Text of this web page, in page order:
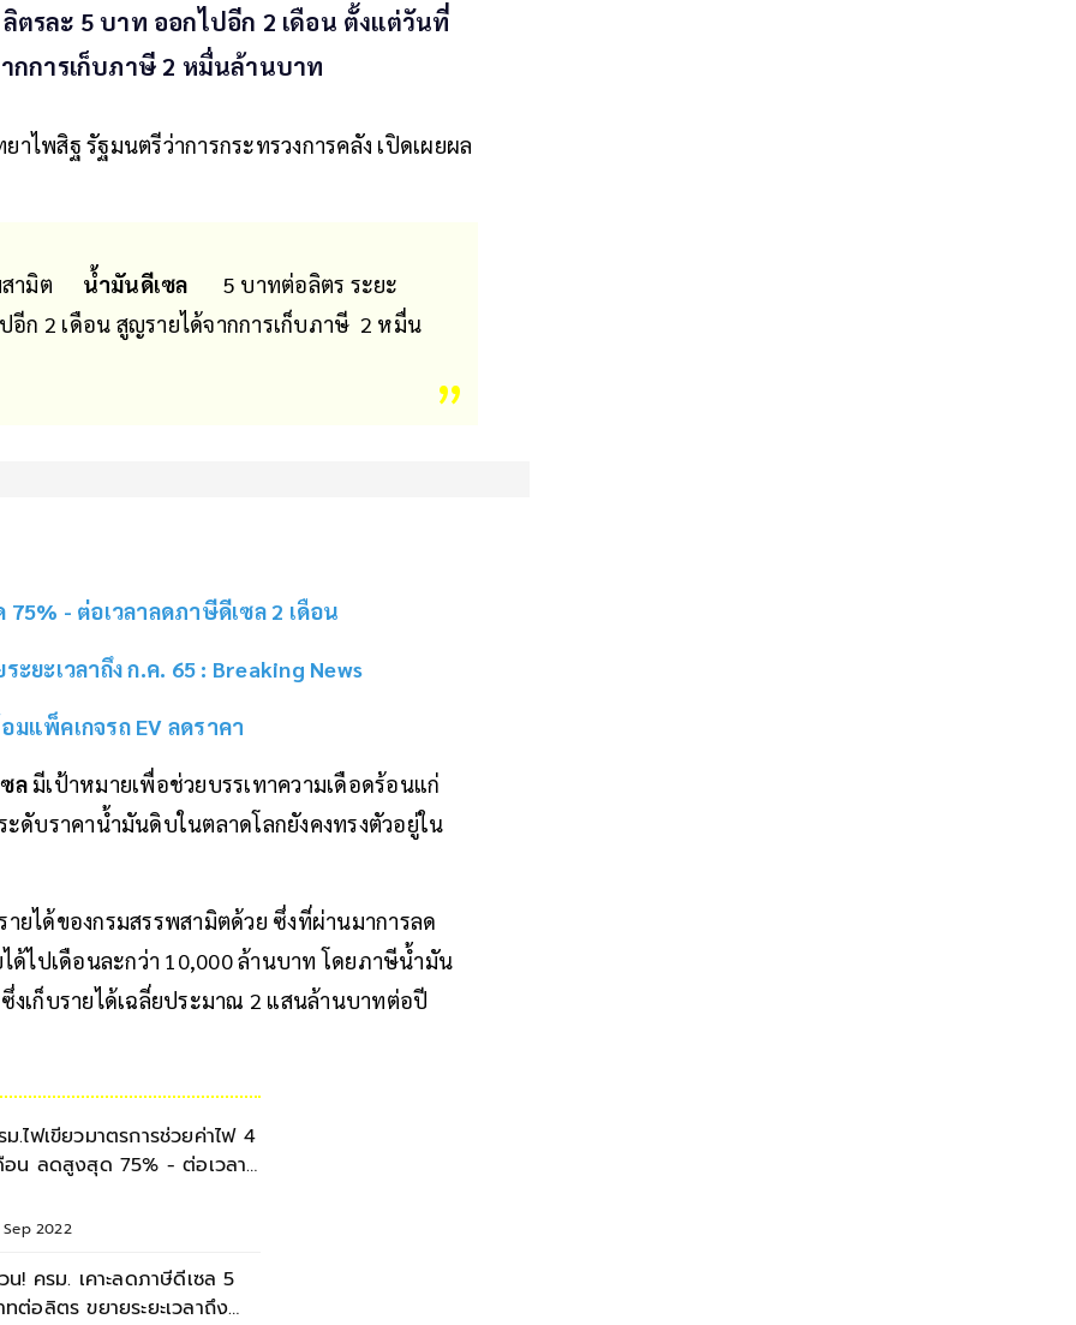
ตรละ 5 บาท ออกไปอีก 2 เดือน ตั้งแต่วันที่
กการเก็บภาษี 2 หมื่นล้านบาท
พสิฐ รัฐมนตรีว่าการกระทรวงการคลัง เปิดเผยผล
ามิต น้ำมันดีเซล
5 บาทต่อลิตร ระยะ
อีก 2 เดือน สูญรายได้จากการเก็บภาษี 2 หมื่น
- ต่อเวลาลดภาษีดีเซล 2 เดือน
ยะเวลาถึง ก.ค. 65 : Breaking News
แพ็คเกจรถ EV ลดราคา
ลมีเป้าหมายเพื่อช่วยบรรเทาความเดือดร้อนแก่
ดับราคาน้ำมันดิบในตลาดโลกยังคงทรงตัวอยู่ใน
ายได้ของกรมสรรพสามิตด้วย ซึ่งที่ผ่านมาการลด
ด้ไปเดือนละกว่า 10,000 ล้านบาท โดยภาษีน้ำมัน
เก็บรายได้เฉลี่ยประมาณ 2 แสนล้านบาทต่อปี
ม.ไฟเขียวมาตรการช่วยค่าไฟ 4
อน ลดสูงสุด 75% - ต่อเวลา
Sep 2022
น! ครม. เคาะลดภาษีดีเซล 5
ทต่อลิตร ขยายระยะเวลาถึง